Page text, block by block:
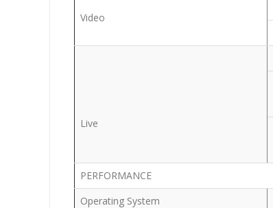
Video
Live
PERFORMANCE
Operating System